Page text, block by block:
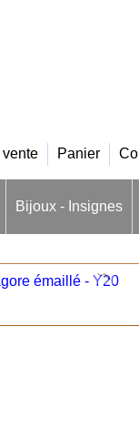
Panier
Bijoux - Insignes